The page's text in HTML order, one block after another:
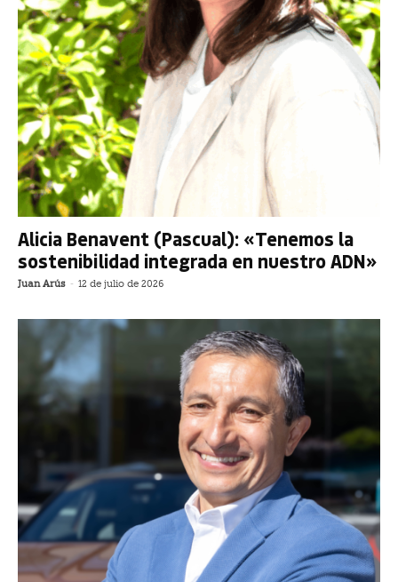
Alicia Benavent (Pascual): «Tenemos la
sostenibilidad integrada en nuestro ADN»
Juan Arús - 12 de julio de 2026